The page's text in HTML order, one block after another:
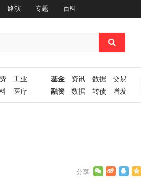
路演 专题 百科
工业
医疗
基金 资讯 数据
交易
融资
数据 转债 增发